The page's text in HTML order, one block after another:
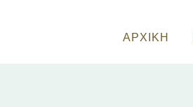
ΑΡΧΙΚΗ